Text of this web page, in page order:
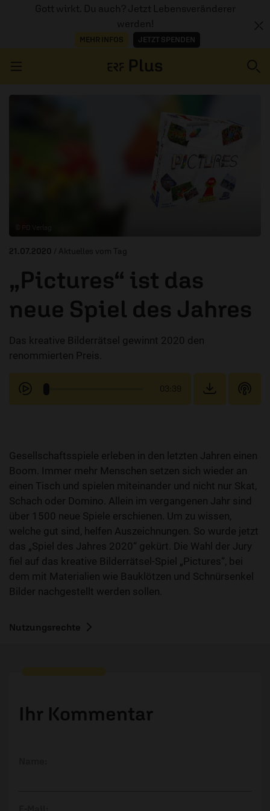
Gott wirkt. Du auch? Jetzt Lebensveränderer
werden!
MEHR INFOS JETZT SPENDEN
21.07.2020 / Aktuelles vom Tag
„Pictures“ ist das
neue Spiel des Jahres
Das kreative Bilderrätsel gewinnt 2020 den
renommierten Preis.
03:39
Gesellschaftsspiele erleben in den letzten Jahren einen
Boom. Immer mehr Menschen setzen sich wieder an
einen Tisch und spielen miteinander und nicht nur Skat,
Schach oder Domino. Allein im vergangenen Jahr sind
über 1500 neue Spiele erschienen. Um zu wissen,
welche gut sind, helfen Auszeichnungen. So wurde jetzt
das „Spiel des Jahres 2020“ gekürt. Die Wahl der Jury
fiel auf das kreative Bilderrätsel-Spiel „Pictures“, bei
dem mit Materialien wie Bauklötzen und Schnürsenkel
Bilder nachgestellt werden sollen.
Nutzungsrechte
Ihr Kommentar